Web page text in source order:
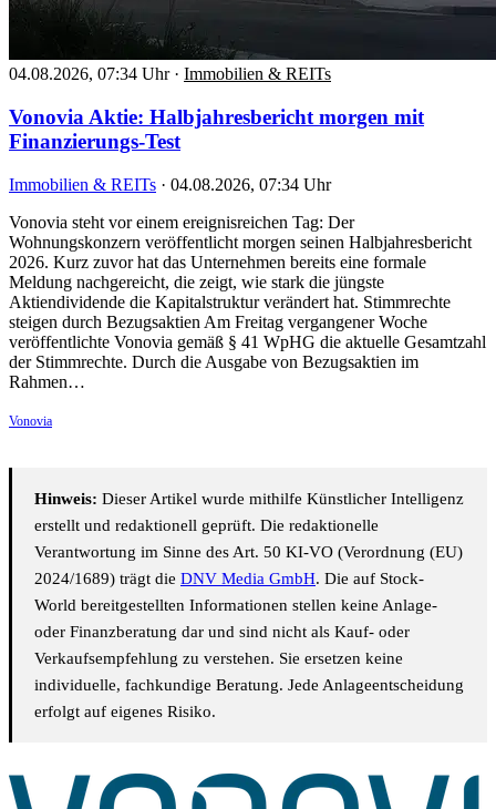
04.08.2026, 07:34 Uhr · Immobilien & REITs
Vonovia Aktie: Halbjahresbericht morgen mit
Finanzierungs-Test
Immobilien & REITs · 04.08.2026, 07:34 Uhr
Vonovia steht vor einem ereignisreichen Tag: Der
Wohnungskonzern veröffentlicht morgen seinen Halbjahresbericht
2026. Kurz zuvor hat das Unternehmen bereits eine formale
Meldung nachgereicht, die zeigt, wie stark die jüngste
Aktiendividende die Kapitalstruktur verändert hat. Stimmrechte
steigen durch Bezugsaktien Am Freitag vergangener Woche
veröffentlichte Vonovia gemäß § 41 WpHG die aktuelle Gesamtzahl
der Stimmrechte. Durch die Ausgabe von Bezugsaktien im
Rahmen…
Vonovia
Hinweis: Dieser Artikel wurde mithilfe Künstlicher Intelligenz
erstellt und redaktionell geprüft. Die redaktionelle
Verantwortung im Sinne des Art. 50 KI-VO (Verordnung (EU)
2024/1689) trägt die DNV Media GmbH. Die auf Stock-
World bereitgestellten Informationen stellen keine Anlage-
oder Finanzberatung dar und sind nicht als Kauf- oder
Verkaufsempfehlung zu verstehen. Sie ersetzen keine
individuelle, fachkundige Beratung. Jede Anlageentscheidung
erfolgt auf eigenes Risiko.